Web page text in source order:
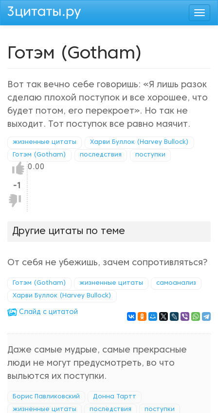
Перейти
Готэм (Gotham)
Вот так вечно себе говоришь: «Я лишь разок
сделаю плохой поступок и все хорошее, что
будет потом, его перекроет». Но так не
выходит. Тот поступок все равно маячит.
жизненные цитаты Харви Буллок (Harvey Bullock)
Готэм (Gotham) последствия поступки
Нравится!
-1
Не
нравится!
0.00
Другие цитаты по теме
От себя не убежишь, зачем сопротивляться?
Готэм (Gotham) жизненные цитаты самоанализ
Харви Буллок (Harvey Bullock)
Cлайд с цитатой
Даже самые мудрые, самые прекрасные
люди не могут предусмотреть, во что
выльются их поступки.
Борис Павликовский Донна Тартт
жизненные цитаты последствия поступки